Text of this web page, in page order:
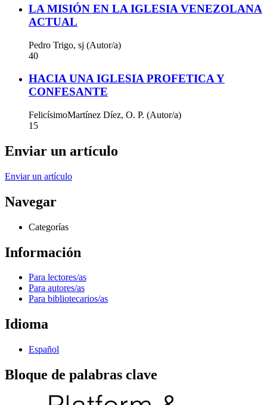
LA MISIÓN EN LA IGLESIA VENEZOLANA
ACTUAL
Pedro Trigo, sj (Autor/a)
40
HACIA UNA IGLESIA PROFETICA Y
CONFESANTE
FelicísimoMartínez Díez, O. P. (Autor/a)
15
Enviar un artículo
Enviar un artículo
Navegar
Categorías
Información
Para lectores/as
Para autores/as
Para bibliotecarios/as
Idioma
Español
Bloque de palabras clave